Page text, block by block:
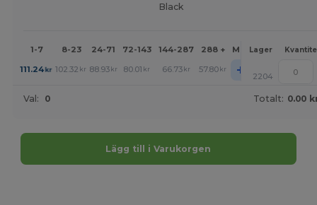
Black
1-7 8-23 24-71 72-143 144-287 288 + MerLager
111.24kr 102.32 kr 88.93 kr 80.01 kr 66.73 kr 57.80 kr + 2204
Val: 0 Totalt: 0.00
Lägg till i Varukorgen